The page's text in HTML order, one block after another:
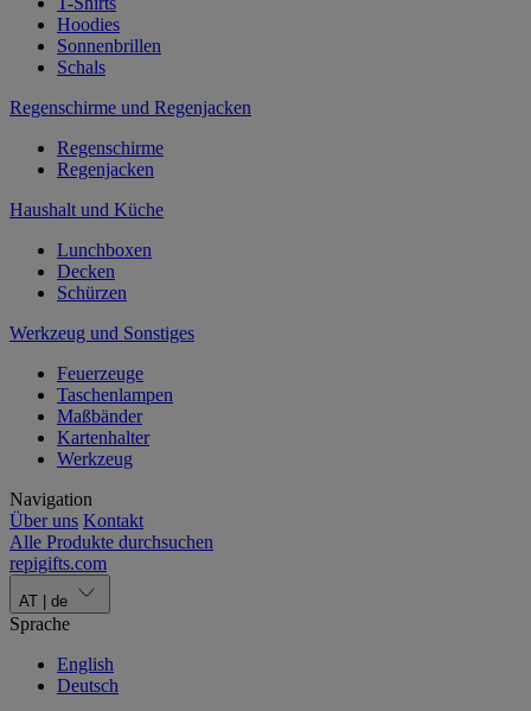
Hoodies
Sonnenbrillen
Schals
Regenschirme und Regenjacken
Regenschirme
Regenjacken
Haushalt und Küche
Lunchboxen
Decken
Schürzen
Werkzeug und Sonstiges
Feuerzeuge
Taschenlampen
Maßbänder
Kartenhalter
Werkzeug
Navigation
Über uns Kontakt
Alle Produkte durchsuchen
repigifts.com
AT de
Sprache
English
Deutsch